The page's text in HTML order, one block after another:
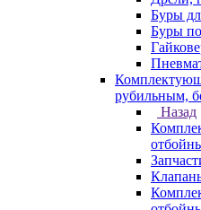
Буры
Буры
рубильным,
Назад